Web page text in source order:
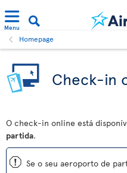
Menu
Homepage
Check-in
O check-in online está
partida.
ü Se o seu aeroporto de